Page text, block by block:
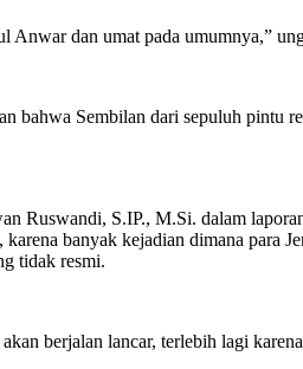
Anwar dan umat pada umumnya,”
bahwa Sembilan dari sepuluh pintu
Ruswandi, S.IP., M.Si. dalam
banyak kejadian dimana para
tidak resmi.
berjalan lancar, terlebih lagi